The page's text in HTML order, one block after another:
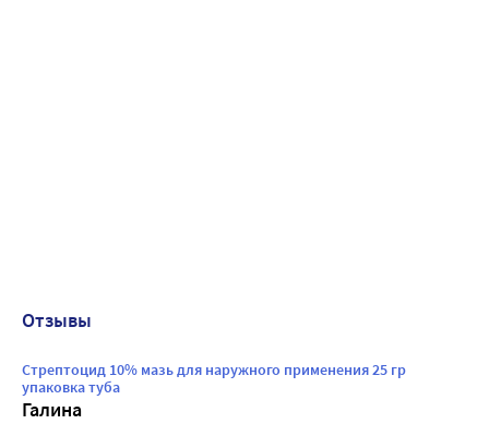
Отзывы
Стрептоцид 10% мазь для наружного применения 25 гр
упаковка туба
Галина